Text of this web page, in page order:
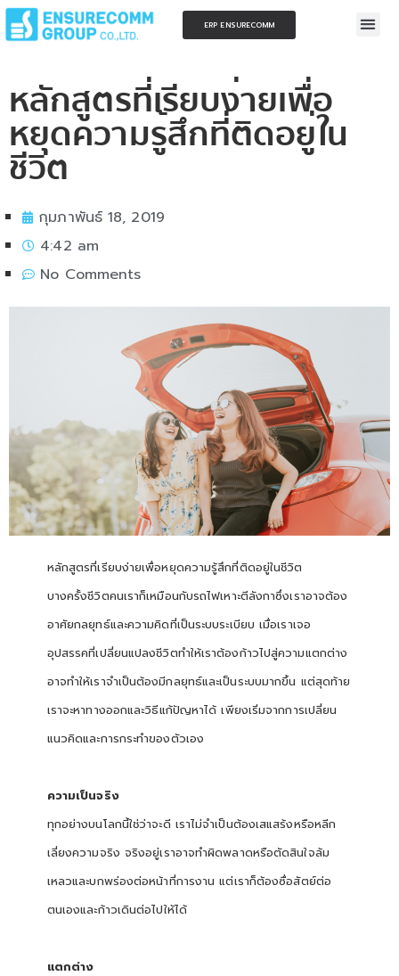
ERP ENSURECOMM
หลักสูตรที่เรียบง่ายเพื่อ
หยุดความรู้สึกที่ติดอยู่ใน
ชีวิต
กุมภาพันธ์ 18, 2019
4:42 am
No Comments
หลักสูตรที่เรียบง่ายเพื่อหยุดความรู้สึกที่ติดอยู่ในชีวิต
บางครั้งชีวิตคนเราก็เหมือนกับรถไฟเหาะตีลังกาซึ่งเราอาจต้อง
อาศัยกลยุทธ์และความคิดที่เป็นระบบระเบียบ เมื่อเราเจอ
อุปสรรคที่เปลี่ยนแปลงชีวิตทำให้เราต้องก้าวไปสู่ความแตกต่าง
อาจทำให้เราจำเป็นต้องมีกลยุทธ์และเป็นระบบมากขึ้น แต่สุดท้าย
เราจะหาทางออกและวิธีแก้ปัญหาได้ เพียงเริ่มจากการเปลี่ยน
แนวคิดและการกระทำของตัวเอง
ความเป็นจริง
ทุกอย่างบนโลกนี้ใช่ว่าจะดี เราไม่จำเป็นต้องเสแสร้งหรือหลีก
เลี่ยงความจริง จริงอยู่เราอาจทำผิดพลาดหรือตัดสินใจล้ม
เหลวและบกพร่องต่อหน้าที่การงาน แต่เราก็ต้องซื่อสัตย์ต่อ
ตนเองและก้าวเดินต่อไปให้ได้
แตกต่าง